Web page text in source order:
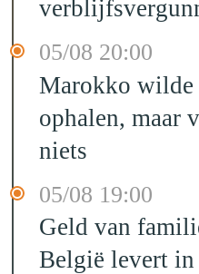
05/08 20:00
Marokko
ophalen, maar
niets
05/08 19:00
Geld van
België levert